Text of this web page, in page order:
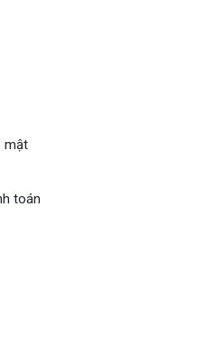
mật
toán